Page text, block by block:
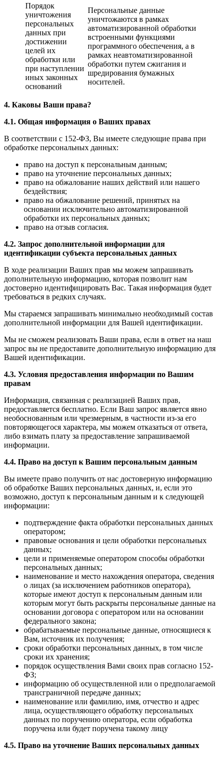
Порядок
уничтожения
персональных
данных при
достижении
целей их
обработки или
при наступлении
иных законных
оснований
Персональные данные
уничтожаются в рамках
автоматизированной обработки
встроенными функциями
программного обеспечения, а в
рамках неавтоматизированной
обработки путем сжигания и
шредирования бумажных
носителей.
4. Каковы Ваши права?
4.1. Общая информация о Ваших правах
В соответствии с 152-ФЗ, Вы имеете следующие права при
обработке персональных данных:
право на доступ к персональным данным;
право на уточнение персональных данных;
право на обжалование наших действий или нашего
бездействия;
право на обжалование решений, принятых на
основании исключительно автоматизированной
обработки их персональных данных;
право на отзыв согласия.
4.2. Запрос дополнительной информации для
идентификации субъекта персональных данных
В ходе реализации Ваших прав мы можем запрашивать
дополнительную информацию, которая позволит нам
достоверно идентифицировать Вас. Такая информация будет
требоваться в редких случаях.
Мы стараемся запрашивать минимально необходимый состав
дополнительной информации для Вашей идентификации.
Мы не сможем реализовать Ваши права, если в ответ на наш
запрос вы не предоставите дополнительную информацию для
Вашей идентификации.
4.3. Условия предоставления информации по Вашим
правам
Информация, связанная с реализацией Ваших прав,
предоставляется бесплатно. Если Ваш запрос является явно
необоснованным или чрезмерным, в частности из-за его
повторяющегося характера, мы можем отказаться от ответа,
либо взимать плату за предоставление запрашиваемой
информации.
4.4. Право на доступ к Вашим персональным данным
Вы имеете право получить от нас достоверную информацию
об обработке Ваших персональных данных, и, если это
возможно, доступ к персональным данным и к следующей
информации:
подтверждение факта обработки персональных данных
оператором;
правовые основания и цели обработки персональных
данных;
цели и применяемые оператором способы обработки
персональных данных;
наименование и место нахождения оператора, сведения
о лицах (за исключением работников оператора),
которые имеют доступ к персональным данным или
которым могут быть раскрыты персональные данные на
основании договора с оператором или на основании
федерального закона;
обрабатываемые персональные данные, относящиеся к
Вам, источник их получения;
сроки обработки персональных данных, в том числе
сроки их хранения;
порядок осуществления Вами своих прав согласно 152-
ФЗ;
информацию об осуществленной или о предполагаемой
трансграничной передаче данных;
наименование или фамилию, имя, отчество и адрес
лица, осуществляющего обработку персональных
данных по поручению оператора, если обработка
поручена или будет поручена такому лицу
4.5. Право на уточнение Ваших персональных данных